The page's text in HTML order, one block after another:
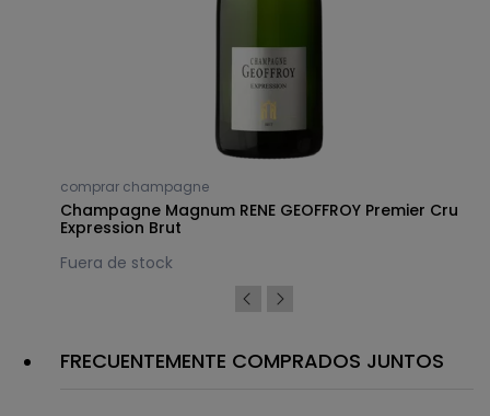
comprar champagne
Champagne Magnum RENE GEOFFROY Premier Cru
Expression Brut
Fuera de stock
FRECUENTEMENTE COMPRADOS JUNTOS